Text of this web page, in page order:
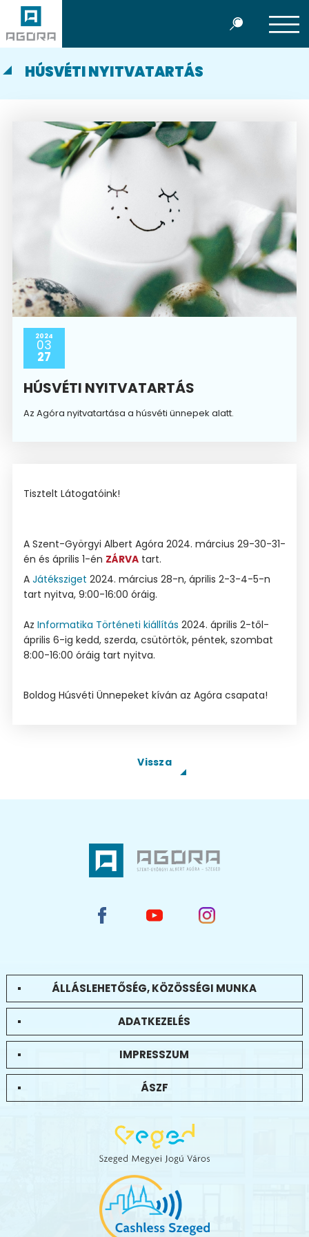
HÚSVÉTI NYITVATARTÁS
2024
03
27
HÚSVÉTI NYITVATARTÁS
Az Agóra nyitvatartása a húsvéti ünnepek alatt.
Tisztelt Látogatóink!
A Szent-Györgyi Albert Agóra 2024. március 29-30-31-
én és április 1-én ZÁRVAtart.
A Játéksziget 2024. március 28-n, április 2-3-4-5-n
tart nyitva, 9:00-16:00 óráig.
Az Informatika Történeti kiállítás 2024. április 2-től-
április 6-ig kedd, szerda, csütörtök, péntek, szombat
8:00-16:00 óráig tart nyitva.
Boldog Húsvéti Ünnepeket kíván az Agóra csapata!
Vissza
ÁLLÁSLEHETŐSÉG, KÖZÖSSÉGI MUNKA
ADATKEZELÉS
IMPRESSZUM
ÁSZF